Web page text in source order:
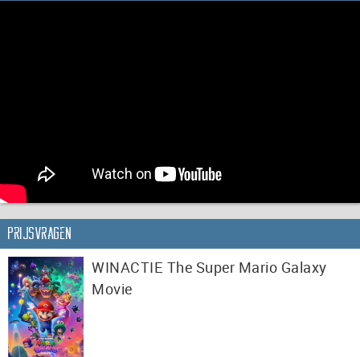
Prijsvragen
WINACTIE The Super Mario Galaxy
Movie